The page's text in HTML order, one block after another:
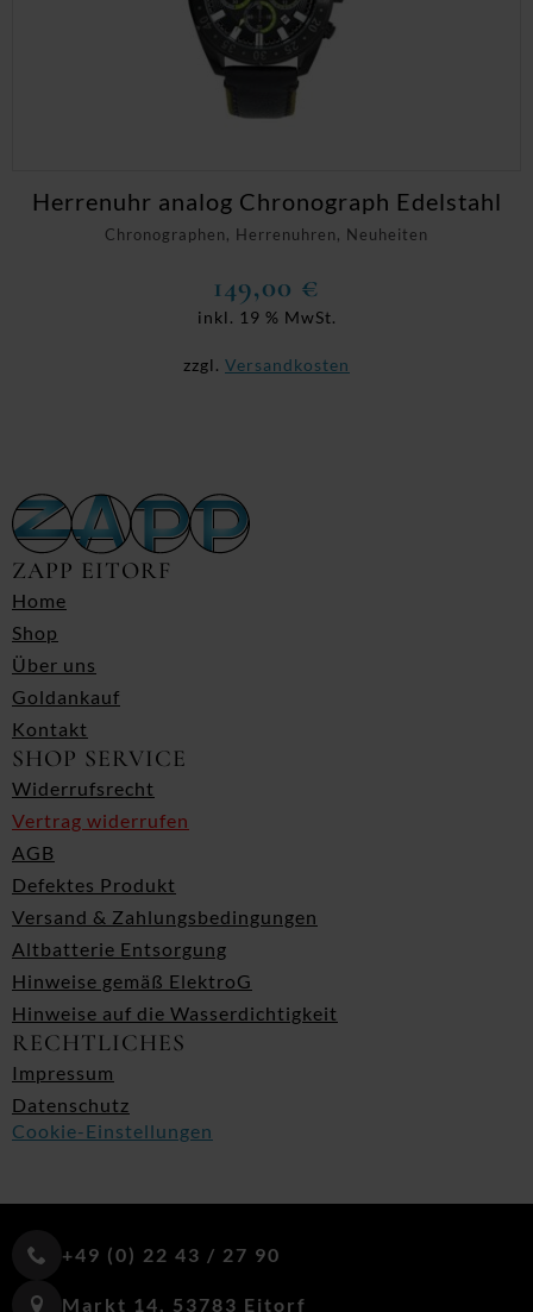
Chronographen, Herrenuhren, Neuheiten
Herrenuhr analog Chronograph Edelstahl
149,00 €
inkl. 19 % MwSt.
zzgl. Versandkosten
ZAPP EITORF
Home
Shop
Über uns
Goldankauf
Kontakt
SHOP SERVICE
Widerrufsrecht
Vertrag widerrufen
AGB
Defektes Produkt
Versand & Zahlungsbedingungen
Altbatterie Entsorgung
Hinweise gemäß ElektroG
Hinweise auf die Wasserdichtigkeit
RECHTLICHES
Impressum
Datenschutz
Cookie-Einstellungen
+49 (0) 22 43 / 27 90
Markt 14, 53783 Eitorf